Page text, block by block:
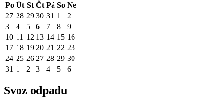
Po Út St Čt Pá So Ne
27 28 29 30 31 1
2
3
4 5 6 7 8
9
10 11 12 13 14 15 16
17 18 19 20 21 22 23
24 25 26 27 28 29 30
31 1 2 3 4 5 6
Svoz odpadu